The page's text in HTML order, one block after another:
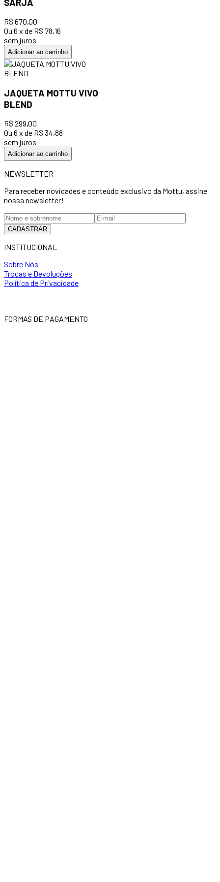
R$ 670,00
Ou 6 x de R$ 78,16
sem juros
Adicionar ao carrinho
JAQUETA MOTTU VIVO
BLEND
R$ 299,00
Ou 6 x de R$ 34,88
sem juros
Adicionar ao carrinho
NEWSLETTER
Para receber novidades e conteúdo exclusivo da Mottu, assine
nossa newsletter!
CADASTRAR
INSTITUCIONAL
Sobre Nós
Trocas e Devoluções
Política de Privacidade
FORMAS DE PAGAMENTO